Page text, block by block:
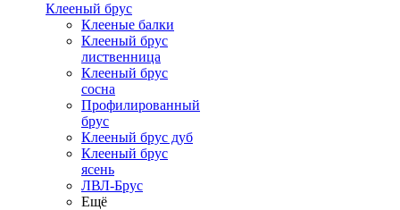
Клееный брус
Клееные балки
Клееный брус
лиственница
Клееный брус
сосна
Профилированный
брус
Клееный брус дуб
Клееный брус
ясень
ЛВЛ-Брус
Ещё